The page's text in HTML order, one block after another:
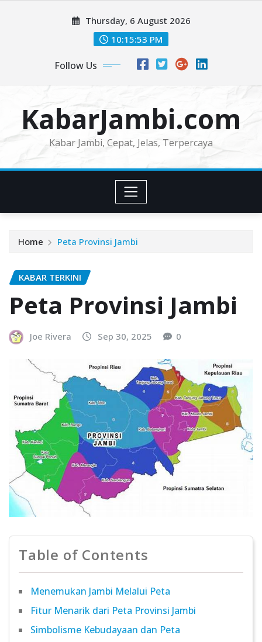
Thursday, 6 August 2026
10:15:54 PM
Follow Us
KabarJambi.com
Kabar Jambi, Cepat, Jelas, Terpercaya
Home Peta Provinsi Jambi
KABAR TERKINI
Peta Provinsi Jambi
Joe Rivera Sep 30, 2025 0
Table of Contents
Menemukan Jambi Melalui Peta
Fitur Menarik dari Peta Provinsi Jambi
Simbolisme Kebudayaan dan Peta